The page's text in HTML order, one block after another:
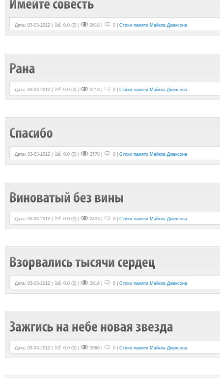
Дата: 03-03-2012 | 0.0 (0) | 2618 | 0 | Стихи памяти Майкла Джексона
Дата: 03-03-2012 | 0.0 (0) | 2213 | 0 | Стихи памяти Майкла Джексона
Дата: 03-03-2012 | 0.0 (0) | 2578 | 0 | Стихи памяти Майкла Джексона
Дата: 03-03-2012 | 0.0 (0) | 2403 | 0 | Стихи памяти Майкла Джексона
Дата: 03-03-2012 | 0.0 (0) | 2816 | 0 | Стихи памяти Майкла Джексона
Дата: 03-03-2012 | 0.0 (0) | 3588 | 0 | Стихи памяти Майкла Джексона